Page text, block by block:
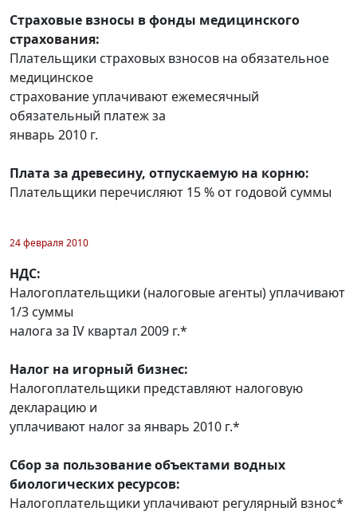
Страховые взносы в фонды медицинского
страхования:
Плательщики страховых взносов на обязательное
медицинское
страхование уплачивают ежемесячный
обязательный платеж за
январь 2010 г.
Плата за древесину, отпускаемую на корню:
Плательщики перечисляют 15 % от годовой суммы
24 февраля 2010
НДС:
Налогоплательщики (налоговые агенты) уплачивают
1/3 суммы
налога за IV квартал 2009 г.*
Налог на игорный бизнес:
Налогоплательщики представляют налоговую
декларацию и
уплачивают налог за январь 2010 г.*
Сбор за пользование объектами водных
биологических ресурсов:
Налогоплательщики уплачивают регулярный взнос*